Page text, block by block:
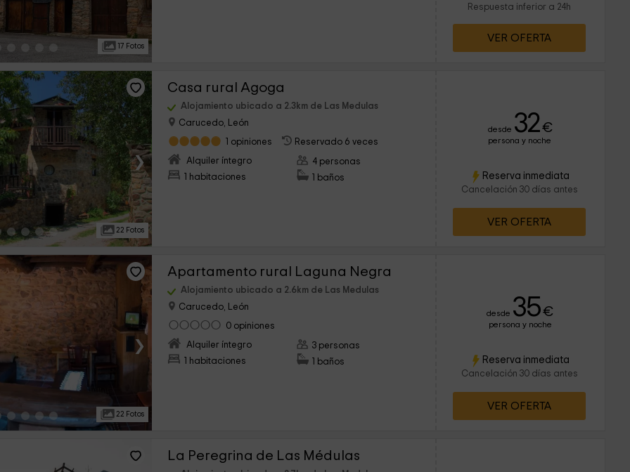
17 Fotos
Respuesta inferior a 24h
VER OFERTA
›
22 Fotos
Casa rural Agoga
Alojamiento ubicado a 2.3km de Las Medulas
Carucedo, León
1 opiniones
Reservado 6 veces
Alquiler íntegro
1 habitaciones
4 personas
1 baños
desde 32€
persona y noche
Reserva inmediata
Cancelación 30 días antes
VER OFERTA
›
22 Fotos
Apartamento rural Laguna Negra
Alojamiento ubicado a 2.6km de Las Medulas
Carucedo, León
0 opiniones
Alquiler íntegro
1 habitaciones
3 personas
1 baños
desde 35€
persona y noche
Reserva inmediata
Cancelación 30 días antes
VER OFERTA
La Peregrina de Las Médulas